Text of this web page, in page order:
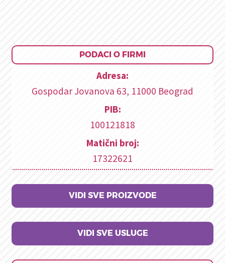
PODACI O FIRMI
Adresa:
Gospodar Jovanova 63, 11000 Beograd
PIB:
100121818
Matični broj:
17322621
VIDI SVE PROIZVODE
VIDI SVE USLUGE